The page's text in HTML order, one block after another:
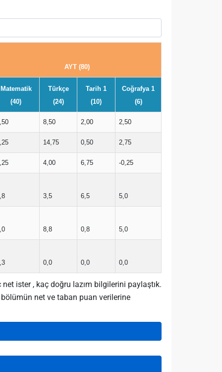
AYT (80)
Matematik
(40)
Türkçe
(24)
Tarih 1
(10)
Coğrafya 1
(6)
8,50 2,00 2,50
14,75 0,50 2,75
4,00 6,75 -0,25
3,5 6,5 5,0
8,8 0,8 5,0
0,0 0,0 0,0
ister , kaç doğru lazım bilgilerini paylaştık.
net ve taban puan verilerine